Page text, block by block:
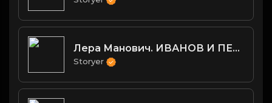
Лера Манович. ИВАНОВ И ПЕТРОВ
Storyer